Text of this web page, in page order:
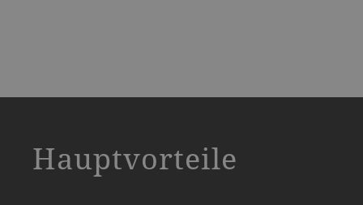
Hauptvorteile